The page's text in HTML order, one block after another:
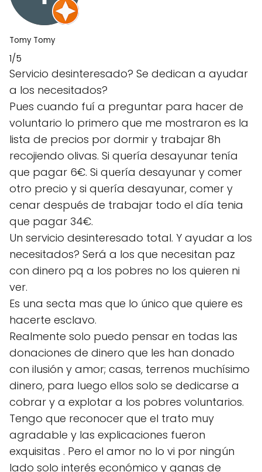
Tomy Tomy
1/5
Servicio desinteresado? Se dedican a ayudar
a los necesitados?
Pues cuando fuí a preguntar para hacer de
voluntario lo primero que me mostraron es la
lista de precios por dormir y trabajar 8h
recojiendo olivas. Si quería desayunar tenía
que pagar 6€. Si quería desayunar y comer
otro precio y si quería desayunar, comer y
cenar después de trabajar todo el día tenia
que pagar 34€.
Un servicio desinteresado total. Y ayudar a los
necesitados? Será a los que necesitan paz
con dinero pq a los pobres no los quieren ni
ver.
Es una secta mas que lo único que quiere es
hacerte esclavo.
Realmente solo puedo pensar en todas las
donaciones de dinero que les han donado
con ilusión y amor; casas, terrenos muchísimo
dinero, para luego ellos solo se dedicarse a
cobrar y a explotar a los pobres voluntarios.
Tengo que reconocer que el trato muy
agradable y las explicaciones fueron
exquisitas . Pero el amor no lo vi por ningún
lado solo interés económico y ganas de